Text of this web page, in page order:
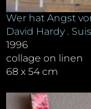
Wer hat Angst
David Hardy .
1996
collage on linen
68 x 54 cm